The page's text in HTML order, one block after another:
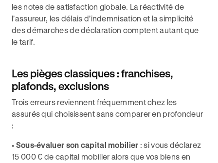
les notes de satisfaction globale. La réactivité de
l'assureur, les délais d'indemnisation et la simplicité
des démarches de déclaration comptent autant que
le tarif.
Les pièges classiques : franchises,
plafonds, exclusions
Trois erreurs reviennent fréquemment chez les
assurés qui choisissent sans comparer en profondeur
:
• Sous-évaluer son capital mobilier : si vous déclarez
15 000 € de capital mobilier alors que vos biens en